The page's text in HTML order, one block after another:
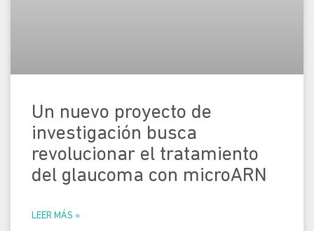
Un nuevo proyecto de
investigación busca
revolucionar el tratamiento
del glaucoma con microARN
LEER MÁS »